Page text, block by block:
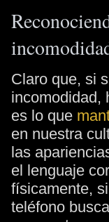
Claro que, si
incomodidad,
es lo que
en nuestra
las
el lenguaje
físicamente,
teléfono